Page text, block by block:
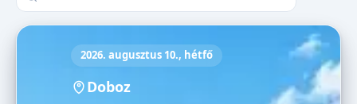
2026. augusztus 10., hétfő
Doboz